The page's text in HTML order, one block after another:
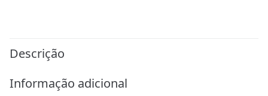
Descrição
Informação adicional